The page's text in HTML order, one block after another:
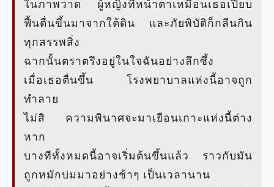
ในภาพวาด ผู้หญิงที่หน้าตาเหมือนเธอเปี๊ยบ
ฟื้นตื่นขึ้นมาจากใต้ดิน และภัยพิบัติก็กลืนกิน
ทุกสรรพสิ่ง
ฉากนั้นตราตรึงอยู่ในใจฉันอย่างลึกซึ้ง
เมื่อเธอตื่นขึ้น โรงพยาบาลแห่งนี้อาจถูก
ทำลาย
ไม่สิ ความพินาศจะมาเยือนเกาะแห่งนี้ต่าง
หาก
บางทีทั้งหมดนี้อาจเริ่มต้นขึ้นแล้ว ราวกับมัน
ถูกหมักบ่มมาอย่างช้าๆ เป็นเวลานาน